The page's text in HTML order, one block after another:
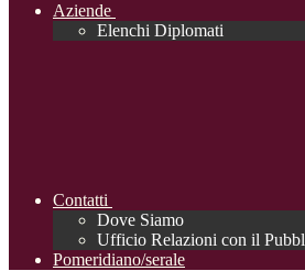
Aziende
Elenchi Diplomati
Contatti
Dove Siamo
Ufficio Relazioni con il
Pomeridiano/serale